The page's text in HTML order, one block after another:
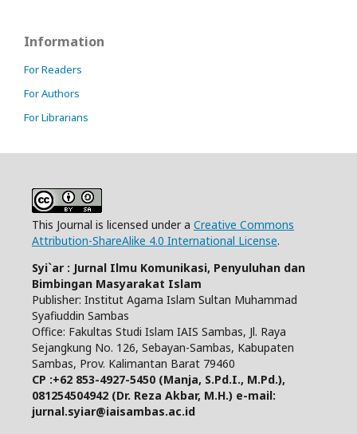
Information
For Readers
For Authors
For Librarians
This Journal is licensed under a Creative Commons
Attribution-ShareAlike 4.0 International License.
Syi`ar : Jurnal Ilmu Komunikasi, Penyuluhan dan
Bimbingan Masyarakat Islam
Publisher: Institut Agama Islam Sultan Muhammad
Syafiuddin Sambas
Office: Fakultas Studi Islam IAIS Sambas, Jl. Raya
Sejangkung No. 126, Sebayan-Sambas, Kabupaten
Sambas, Prov. Kalimantan Barat 79460
CP :+62 853-4927-5450 (Manja, S.Pd.I., M.Pd.),
081254504942 (Dr. Reza Akbar, M.H.) e-mail:
jurnal.syiar@iaisambas.ac.id